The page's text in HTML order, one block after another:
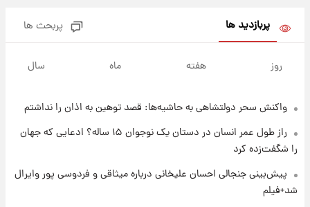
قیمت سکه و طلا فردا
۱ روز پیش
۱ روز پیش
پربازدید ها پربحث ها
روز هفته ماه سال
واکنش سحر دولتشاهی به حاشیه‌ها: قصد توهین به اذان را نداشتم
راز طول عمر انسان در دستان یک نوجوان ۱۵ ساله؟ ادعایی که جهان
را شگفت‌زده کرد
پیش‌بینی جنجالی احسان علیخانی درباره میثاقی و فردوسی پور وایرال
شد+فیلم